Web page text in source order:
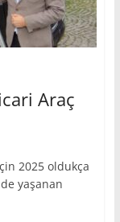
Araç
2025 oldukça
yaşanan